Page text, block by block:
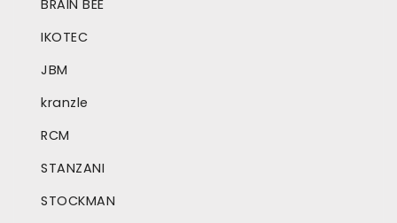
BRAIN BEE
IKOTEC
JBM
kranzle
RCM
STANZANI
STOCKMAN